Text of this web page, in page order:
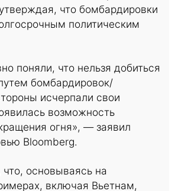
что бомбардировки
политическим
поняли, что нельзя добиться
бомбардировок/
исчерпали свои
возможность
огня», — заявил
Bloomberg.
что, основываясь на
включая Вьетнам,